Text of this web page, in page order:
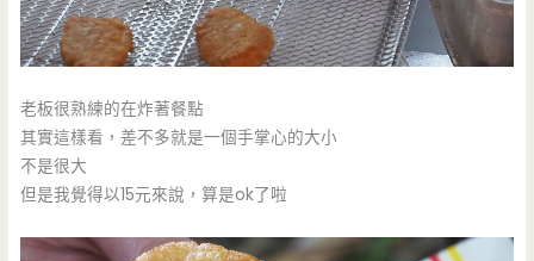
老板很熟練的在炸著餐點
其實這樣看，差不多就是一個手掌心的大小
不是很大
但是我覺得以15元來說，算是ok了啦